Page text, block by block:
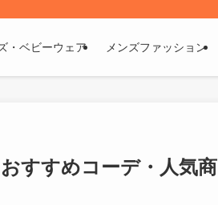
・ベビーウェア メンズファッション
すすめコーデ・人気商